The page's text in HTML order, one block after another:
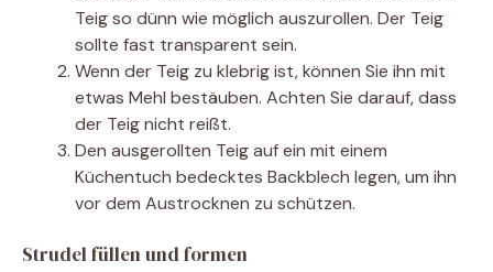
Teig so dünn wie möglich auszurollen. Der Teig
sollte fast transparent sein.
Wenn der Teig zu klebrig ist, können Sie ihn mit
etwas Mehl bestäuben. Achten Sie darauf, dass
der Teig nicht reißt.
Den ausgerollten Teig auf ein mit einem
Küchentuch bedecktes Backblech legen, um ihn
vor dem Austrocknen zu schützen.
Strudel füllen und formen